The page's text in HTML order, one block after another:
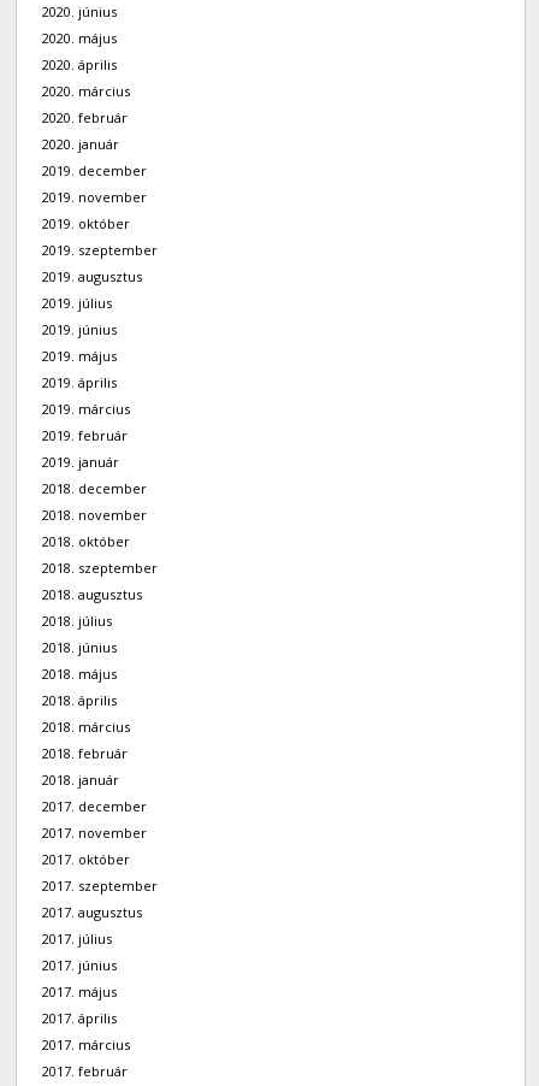
2020. június
2020. május
2020. április
2020. március
2020. február
2020. január
2019. december
2019. november
2019. október
2019. szeptember
2019. augusztus
2019. július
2019. június
2019. május
2019. április
2019. március
2019. február
2019. január
2018. december
2018. november
2018. október
2018. szeptember
2018. augusztus
2018. július
2018. június
2018. május
2018. április
2018. március
2018. február
2018. január
2017. december
2017. november
2017. október
2017. szeptember
2017. augusztus
2017. július
2017. június
2017. május
2017. április
2017. március
2017. február